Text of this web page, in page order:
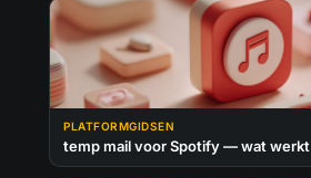
PLATFORMGIDSEN
temp mail voor Spotify — wat werkt